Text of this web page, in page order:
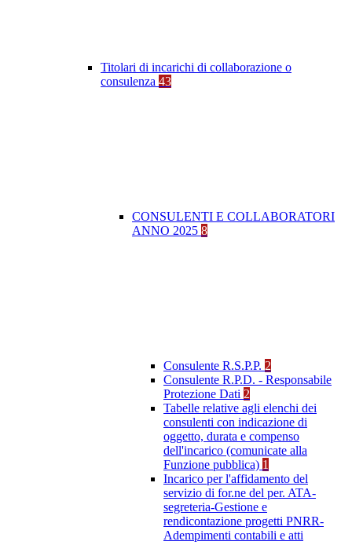
Titolari di incarichi di collaborazione o
consulenza 43
CONSULENTI E COLLABORATORI
ANNO 2025 8
Consulente R.S.P.P. 2
Consulente R.P.D. - Responsabile
Protezione Dati 2
Tabelle relative agli elenchi dei
consulenti con indicazione di
oggetto, durata e compenso
dell'incarico (comunicate alla
Funzione pubblica) 1
Incarico per l'affidamento del
servizio di for.ne del per. ATA-
segreteria-Gestione e
rendicontazione progetti PNRR-
Adempimenti contabili e atti